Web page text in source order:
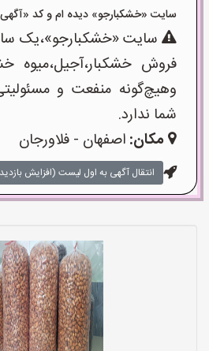
سایت «خشکبارجو» دیده ام و کد «آگهی-5» را اعلام
سایت «خشکبارجو»،یک
فروش
وهیچ‌گونه منفعت و
شما ندارد.
مکان: اصفهان - فلاورجان
انتقال آگهی به اول لیست (افزایش